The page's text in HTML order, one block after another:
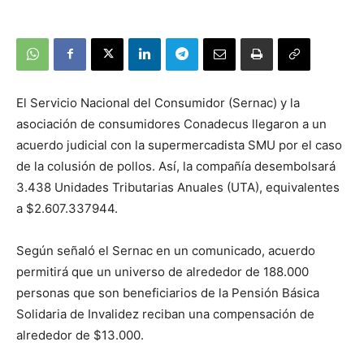
El Servicio Nacional del Consumidor (Sernac) y la
asociación de consumidores Conadecus llegaron a un
acuerdo judicial con la supermercadista SMU por el caso
de la colusión de pollos. Así, la compañía desembolsará
3.438 Unidades Tributarias Anuales (UTA), equivalentes
a $2.607.337944.
Según señaló el Sernac en un comunicado, acuerdo
permitirá que un universo de alrededor de 188.000
personas que son beneficiarios de la Pensión Básica
Solidaria de Invalidez reciban una compensación de
alrededor de $13.000.